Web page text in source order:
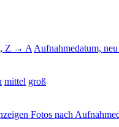
Z → A Aufnahmedatum,
mittel groß
Fotos nach